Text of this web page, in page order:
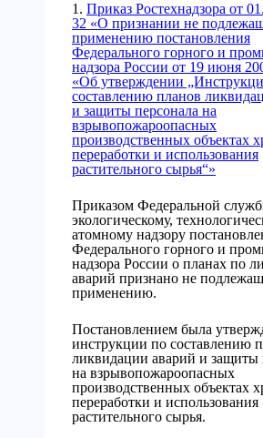
1. Приказ Ростехнадзора от
32 «О признании не
применению постановления
Федерального горного и
надзора России от 19 июня
«Об утверждении
составлению планов
и защиты персонала на
взрывопожароопасных
производственных объектах
переработки и использования
растительного сырья“»
Приказом Федеральной
экологическому,
атомному надзору
Федерального горного и
надзора России о планах по
аварий признано не
применению.
Постановлением была
инструкции по составлению
ликвидации аварий и защиты
на взрывопожароопасных
производственных объектах
переработки и использования
растительного сырья.